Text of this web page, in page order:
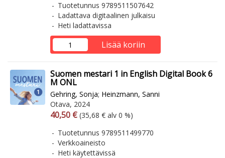
Tuotetunnus 9789511507642
Ladattava digitaalinen julkaisu
Heti ladattavissa
Lisää koriin
Suomen mestari 1 in English Digital Book 6
M ONL
Gehring, Sonja; Heinzmann, Sanni
Otava, 2024
Arvonlisäverollinen hinta
40,50 € Arvonlisäveroton hinta
(35,68 € alv 0 %)
Tuotetunnus 9789511499770
Verkkoaineisto
Heti käytettävissä